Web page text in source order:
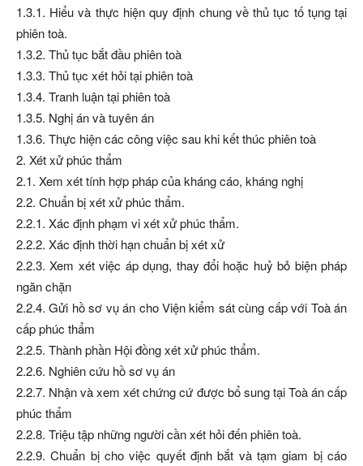
1.3.1. Hiểu và thực hiện quy định chung về thủ tục tố tụng tại
phiên toà.
1.3.2. Thủ tục bắt đầu phiên toà
1.3.3. Thủ tục xét hỏi tại phiên toà
1.3.4. Tranh luận tại phiên toà
1.3.5. Nghị án và tuyên án
1.3.6. Thực hiện các công việc sau khi kết thúc phiên toà
2. Xét xử phúc thẩm
2.1. Xem xét tính hợp pháp của kháng cáo, kháng nghị
2.2. Chuẩn bị xét xử phúc thẩm.
2.2.1. Xác định phạm vi xét xử phúc thẩm.
2.2.2. Xác định thời hạn chuẩn bị xét xử
2.2.3. Xem xét việc áp dụng, thay đổi hoặc huỷ bỏ biện pháp
ngăn chặn
2.2.4. Gửi hồ sơ vụ án cho Viện kiểm sát cùng cấp với Toà án
cấp phúc thẩm
2.2.5. Thành phần Hội đồng xét xử phúc thẩm.
2.2.6. Nghiên cứu hồ sơ vụ án
2.2.7. Nhận và xem xét chứng cứ được bổ sung tại Toà án cấp
phúc thẩm
2.2.8. Triệu tập những người cần xét hỏi đến phiên toà.
2.2.9. Chuẩn bị cho việc quyết định bắt và tạm giam bị cáo